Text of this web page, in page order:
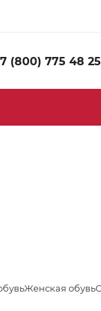
(800) 775 48 25
Женская обувь